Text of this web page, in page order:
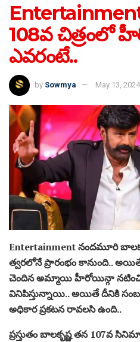
108వ చిత్రంలో
ఎవరంటే..
by Sowmya May 13, 2024
Entertainment నందమూరి
త్వరలోనే ప్రారంభం కానుంది..
చెందిన అమ్మాయి హీరోయిన్గా
వినిపిస్తున్నాయి.. అయితే దీనికి
అధికార ప్రకటన రావలసి ఉంది..
ప్ర‌స్తుతం బాల‌కృష్ణ త‌న 107వ